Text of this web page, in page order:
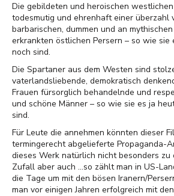
Die gebildeten und heroischen
todesmutig und ehrenhaft einer überzahl
barbarischen, dummen und an
erkrankten östlichen Persern – so wie sie
noch sind.
Die Spartaner aus dem Westen sind
vaterlandsliebende, demokratisch
Frauen fürsorglich behandelnde und
und schöne Männer – so wie sie es ja
sind.
Für Leute die annehmen könnten dieser
termingerecht abgelieferte Propaganda-
dieses Werk natürlich nicht besonders zu
Zufall aber auch ...so zählt man in US-
die Tage um mit den bösen Iranern/
man vor einigen Jahren erfolgreich mit